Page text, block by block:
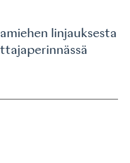
linjauksesta